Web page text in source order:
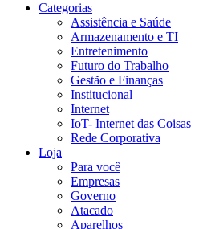
Categorias
Assistência e Saúde
Armazenamento e TI
Entretenimento
Futuro do Trabalho
Gestão e Finanças
Institucional
Internet
IoT- Internet das Coisas
Rede Corporativa
Loja
Para você
Empresas
Governo
Atacado
Aparelhos